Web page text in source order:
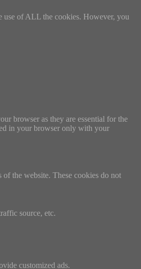
use of ALL the cookies. However, you
browser as they are essential for the
in your browser only with your
the website. These cookies do not
source, etc.
customized ads.